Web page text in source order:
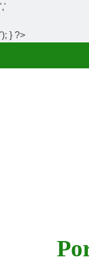
','
'); } ?>